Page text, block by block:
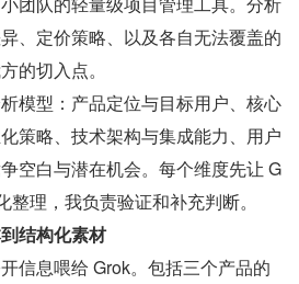
、定价策略、以及各自无法覆盖的
切入点。
模型：产品定位与目标用户、核心
策略、技术架构与集成能力、用户
空白与潜在机会。每个维度先让 G
理，我负责验证和补充判断。
结构化素材
信息喂给 Grok。包括三个产品的